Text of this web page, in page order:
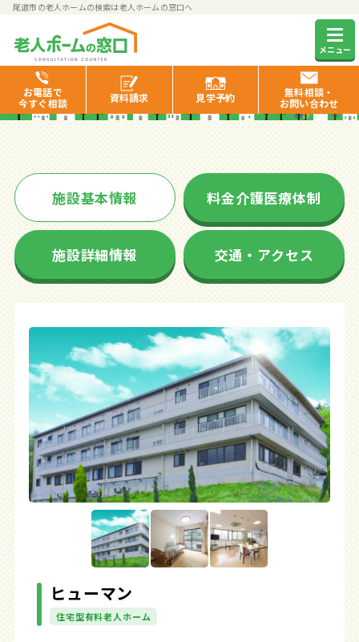
尾道市の老人ホームの検索は老人ホームの窓口へ
メニュー
お電話で
今すぐ相談
資料請求 見学予約
無料相談・
お問い合わせ
ヒューマン
施設基本情報 料金介護医療体制
施設詳細情報 交通・アクセス
ヒューマン
住宅型有料老人ホーム